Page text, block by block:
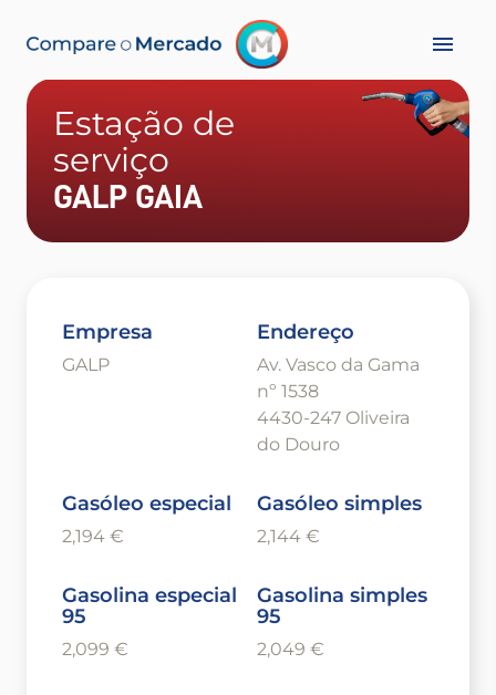
Estação de
serviço
GALP GAIA
Empresa
GALP
Endereço
Av. Vasco da Gama
nº 1538
4430-247 Oliveira
do Douro
Gasóleo especial
2,194 €
Gasóleo simples
2,144 €
Gasolina especial
95
2,099 €
Gasolina simples
95
2,049 €